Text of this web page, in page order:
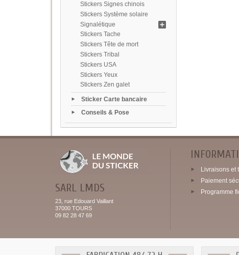
Stickers Signes chinois
Stickers Système solaire
Signalétique
Stickers Tache
Stickers Tête de mort
Stickers Tribal
Stickers USA
Stickers Yeux
Stickers Zen galet
Sticker Carte bancaire
Conseils & Pose
SARL LMDS
23, rue Edouard Vaillant
37000 TOURS
09 82 28 47 69
Livraisons et
Paiement
Programme